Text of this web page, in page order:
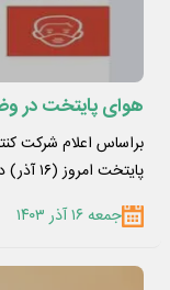
هوای پایتخت در
براساس اعلام شرکت
پایتخت امروز (۱۶ آذر) در شرایط ناسالم قرار دارد.
جمعه ۱۶ آذر ۱۴۰۳